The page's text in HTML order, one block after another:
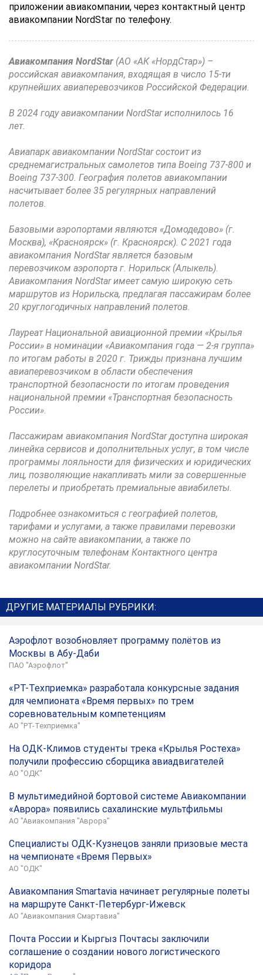
приложении авиакомпании, через контактный центр
авиакомпании NordStar по телефону.
Авиакомпания NordStar (АО «АК «НордСтар») –
российская авиакомпания, входящая в число 15-ти
крупнейших авиаперевозчиков Российской Федерации.
В 2024 году авиакомпании NordStar исполнилось 16
лет.
Авиапарк авиакомпании NordStar состоит из
среднемагистральных самолетов типа Boeing 737-800 и
Boeing 737-300. География полетов авиакомпании
насчитывает более 35 регулярных направлений
полетов.
Базовыми аэропортами являются «Домодедово» (г.
Москва), «Красноярск» (г. Красноярск). С 2021 года
авиакомпания NordStar является базовым
перевозчиком аэропорта г. Норильск (Алыкель).
Авиакомпания NordStar имеет самую широкую сеть
маршрутов из Норильска, предлагая пассажирам более
20 круглогодичных направлений полетов.
Лауреат Национальной авиационной премии «Крылья
России» в номинации «Авиакомпания года — 2-я группа»
по итогам работы в 2020 г. Трижды признана лучшим
авиаперевозчиком в области обеспечения
транспортной безопасности по итогам проведения
национальной премии «Транспортная безопасность
России».
Пассажирам авиакомпания NordStar доступна широкая
линейка сервисов и дополнительных услуг, в том числе
программы лояльности для физических и юридических
лиц, позволяющие накапливать мили за совершенные
перелеты и приобретать премиальные авиабилеты.
Подробнее ознакомиться с географией полетов,
тарифами и услугами, а также правилами перевозки
можно на сайте авиакомпании, а также по
круглосуточным телефонам Контактного центра
авиакомпании NordStar.
ДРУГИЕ МАТЕРИАЛЫ РУБРИКИ:
Аэрофлот возобновляет программу полётов из
Москвы в Абу-Даби
ПАО "Аэрофлот"
«РТ-Техприемка» разработала конкурсные задания
для чемпионата «Время первых» по трем
соревновательным компетенциям
АО "РТ-Техприемка"
На ОДК-Климов студенты трека «Крылья Ростеха»
получили профессию сборщика авиадвигателей
АО "ОДК"
В мультимедийной бортовой системе Авиакомпании
«Аврора» появились сахалинские мультфильмы
АО "Авиакомпания "Аврора"
Специалисты ОДК-Кузнецов заняли призовые места
на чемпионате «Время Первых»
АО "ОДК"
Авиакомпания Smartavia начинает регулярные полеты
на маршруте Санкт-Петербург-Ижевск
АО "Авиакомпания Смартавиа"
Почта России и Кыргыз Почтасы заключили
соглашение о создании нового логистического
коридора